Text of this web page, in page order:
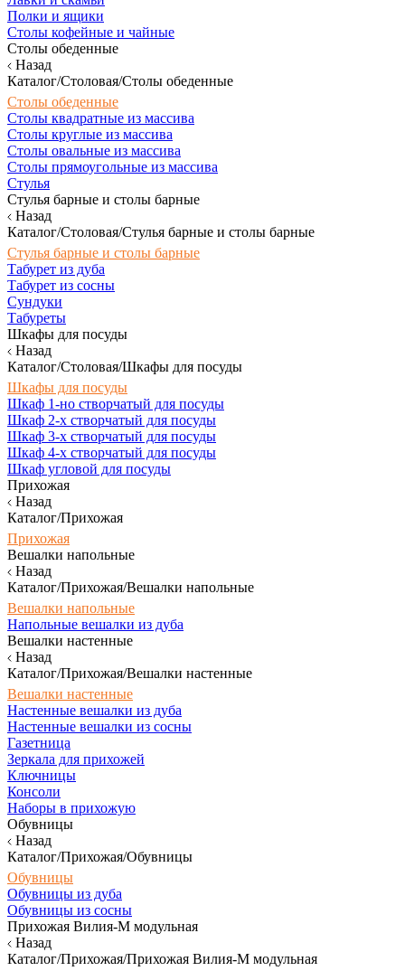
Полки и ящики
Столы кофейные и чайные
Столы обеденные
Назад
Каталог/Столовая/Столы обеденные
Столы обеденные
Столы квадратные из массива
Столы круглые из массива
Столы овальные из массива
Столы прямоугольные из массива
Стулья
Стулья барные и столы барные
Назад
Каталог/Столовая/Стулья барные и столы барные
Стулья барные и столы барные
Табурет из дуба
Табурет из сосны
Сундуки
Табуреты
Шкафы для посуды
Назад
Каталог/Столовая/Шкафы для посуды
Шкафы для посуды
Шкаф 1-но створчатый для посуды
Шкаф 2-х створчатый для посуды
Шкаф 3-х створчатый для посуды
Шкаф 4-х створчатый для посуды
Шкаф угловой для посуды
Прихожая
Назад
Каталог/Прихожая
Прихожая
Вешалки напольные
Назад
Каталог/Прихожая/Вешалки напольные
Вешалки напольные
Напольные вешалки из дуба
Вешалки настенные
Назад
Каталог/Прихожая/Вешалки настенные
Вешалки настенные
Настенные вешалки из дуба
Настенные вешалки из сосны
Газетница
Зеркала для прихожей
Ключницы
Консоли
Наборы в прихожую
Обувницы
Назад
Каталог/Прихожая/Обувницы
Обувницы
Обувницы из дуба
Обувницы из сосны
Прихожая Вилия-М модульная
Назад
Каталог/Прихожая/Прихожая Вилия-М модульная